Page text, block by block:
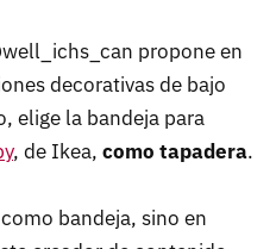
propone en
decorativas de bajo
elige la bandeja para
, de Ikea, como tapadera.
bandeja, sino en